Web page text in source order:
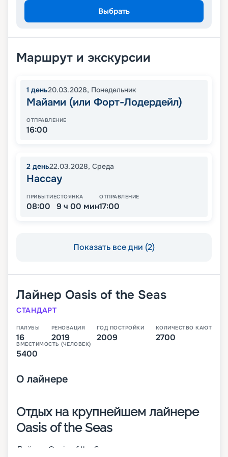
Выбрать
Маршрут и экскурсии
1 день20.03.2028, Понедельник
Майами (или Форт-Лодердейл)
ОТПРАВЛЕНИЕ
16:00
2 день22.03.2028, Среда
Нассау
ПРИБЫТИЕ
08:00
СТОЯНКА
9 ч 00 мин
ОТПРАВЛЕНИЕ
17:00
Показать все дни (2)
Лайнер Oasis of the Seas
СТАНДАРТ
ПАЛУБЫ
16
РЕНОВАЦИЯ
2019
ГОД ПОСТРОЙКИ
2009
КОЛИЧЕСТВО КАЮТ
2700
ВМЕСТИМОСТЬ (ЧЕЛОВЕК)
5400
О лайнере
Отдых на крупнейшем лайнере
Oasis of the Seas
Лайнер Oasis of the Seas – это одно из